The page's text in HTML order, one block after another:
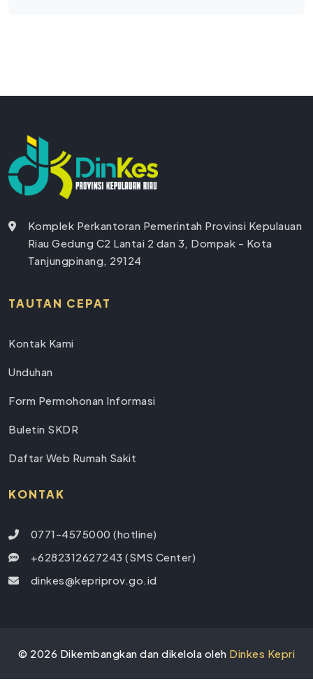
Komplek Perkantoran Pemerintah Provinsi Kepulauan
Riau Gedung C2 Lantai 2 dan 3, Dompak - Kota
Tanjungpinang, 29124
TAUTAN CEPAT
Kontak Kami
Unduhan
Form Permohonan Informasi
Buletin SKDR
Daftar Web Rumah Sakit
KONTAK
0771-4575000 (hotline)
+6282312627243 (SMS Center)
dinkes@kepriprov.go.id
© 2026 Dikembangkan dan dikelola oleh Dinkes Kepri